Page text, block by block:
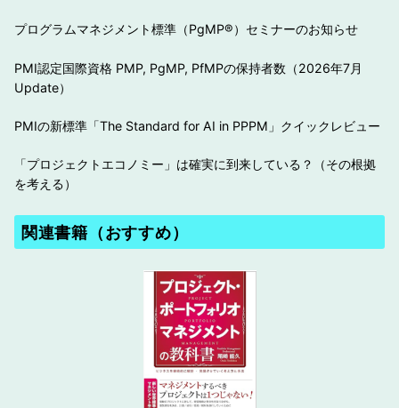
プログラムマネジメント標準（PgMP®︎）セミナーのお知らせ
PMI認定国際資格 PMP, PgMP, PfMPの保持者数（2026年7月
Update）
PMIの新標準「The Standard for AI in PPPM」クイックレビュー
「プロジェクトエコノミー」は確実に到来している？（その根拠
を考える）
関連書籍（おすすめ）